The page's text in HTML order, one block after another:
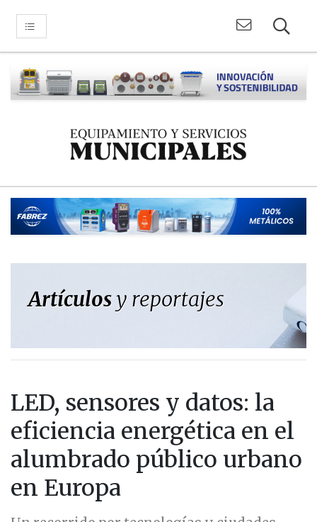
Artículosy reportajes
LED, sensores y datos: la
eficiencia energética en el
alumbrado público urbano
en Europa